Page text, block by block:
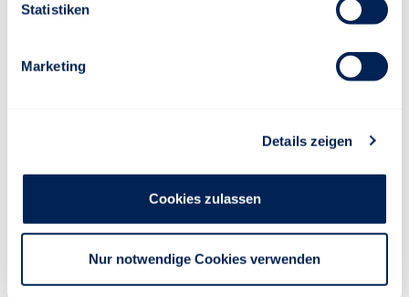
Statistiken
Marketing
Details zeigen
Cookies zulassen
Nur notwendige Cookies verwenden
2019 111-jähriges Unternehmensjubiläum
2022 Einführung einer Einkommensabsicherung die
2023 Beitritt der UN-Nachhaltigkeitsinitiative für
Moderne Verwaltung in historischem
Gebäude.